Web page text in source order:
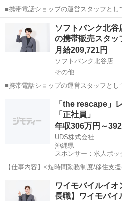
■携帯電話ショップの運営スタッフとし
Android、iPhone、iPadなどの端末及び
緊張するかもしれませんが、「お客様
持ちがあれば大丈夫です。...
その他
ソフトバンク北
の携帯販売スタッ
月給209,721円
ソフトバンク北谷店
その他
■携帯電話ショップの運営スタッフとし
Android、iPhone、iPadなどの端末及び
緊張するかもしれませんが、「お客様
持ちがあれば大丈夫です。...
「the rescape」
「正社員」
年収306万円～
UDS株式会社
沖縄県
スポンサー：求人ボッ
【仕事内容】<短時間勤務制度/移住支
20代・30代活躍中のリゾートホテル 赴
荷物ひとつで、宮古島へ。 「仕事も
楽しめる。」 そんな毎日を、...
ワイモバイルイ
長職】ワイモバ